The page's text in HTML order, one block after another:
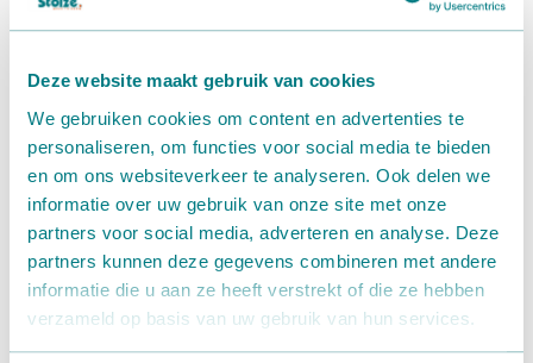
Deze website maakt gebruik van cookies
We gebruiken cookies om content en advertenties te
personaliseren, om functies voor social media te bieden
en om ons websiteverkeer te analyseren. Ook delen we
informatie over uw gebruik van onze site met onze
partners voor social media, adverteren en analyse. Deze
partners kunnen deze gegevens combineren met andere
informatie die u aan ze heeft verstrekt of die ze hebben
verzameld op basis van uw gebruik van hun services.
Die Stolze 3030 Topfmaschine ist sehr einfach zu bedienen.
verarbeiteten Töpfe und die Laufgeschwindigkeit einstellen
können. Bei einer eventuellen Störung stoppt die Maschine
automatisch, und auf dem Bildschirm ist zu sehen, welche
Komponente die Störung verursacht hat und welche
Schritte zur Beseitigung der Störung unternommen
werden müssen. So können Sie die Störung ganz leicht
selbst beseitigen. Für optimale Benutzerfreundlichkeit sind
die Maschinen mit frequenzgesteuerten Motoren
ausgestattet, die eine präzise Steuerung der Erdzufuhr und
der Geschwindigkeit der Maschine ermöglichen.